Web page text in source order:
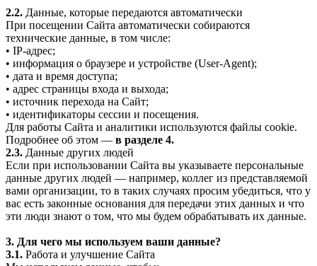
2.2. Данные, которые передаются автоматически
При посещении Сайта автоматически собираются
технические данные, в том числе:
• IP-адрес;
• информация о браузере и устройстве (User-Agent);
• дата и время доступа;
• адрес страницы входа и выхода;
• источник перехода на Сайт;
• идентификаторы сессии и посещения.
Для работы Сайта и аналитики используются файлы cookie.
Подробнее об этом — в разделе 4.
2.3. Данные других людей
Если при использовании Сайта вы указываете персональные
данные других людей — например, коллег из представляемой
вами организации, то в таких случаях просим убедиться, что у
вас есть законные основания для передачи этих данных и что
эти люди знают о том, что мы будем обрабатывать их данные.
3. Для чего мы используем ваши данные?
3.1. Работа и улучшение Сайта